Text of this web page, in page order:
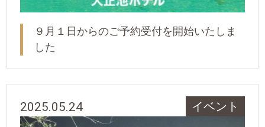
９月１日からのご予約受付を開始いたしま
した
2025.05.24 イベント